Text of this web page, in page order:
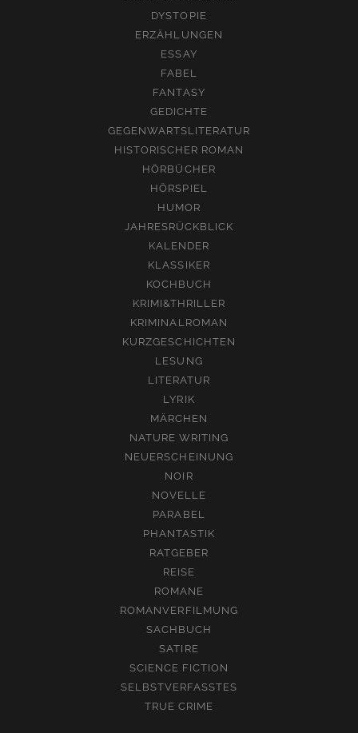
DYSTOPIE
ERZÄHLUNGEN
ESSAY
FABEL
FANTASY
GEDICHTE
GEGENWARTSLITERATUR
HISTORISCHER ROMAN
HÖRBÜCHER
HÖRSPIEL
HUMOR
JAHRESRÜCKBLICK
KALENDER
KLASSIKER
KOCHBUCH
KRIMI&THRILLER
KRIMINALROMAN
KURZGESCHICHTEN
LESUNG
LITERATUR
LYRIK
MÄRCHEN
NATURE WRITING
NEUERSCHEINUNG
NOIR
NOVELLE
PARABEL
PHANTASTIK
RATGEBER
REISE
ROMANE
ROMANVERFILMUNG
SACHBUCH
SATIRE
SCIENCE FICTION
SELBSTVERFASSTES
TRUE CRIME